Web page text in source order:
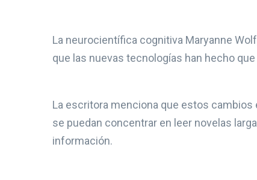
La neurocientífica cognitiva Maryanne
que las nuevas tecnologías han hecho
La escritora menciona que estos
se puedan concentrar en leer novelas
información.